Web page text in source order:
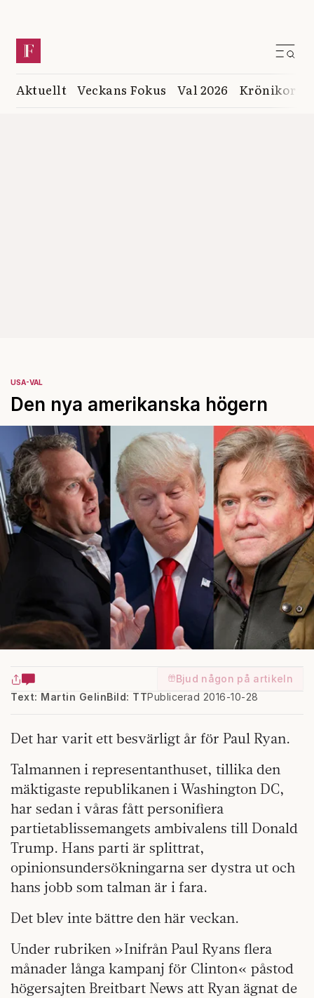
Aktuellt Veckans Fokus Val 2026 Krönikor
USA-VAL
Den nya amerikanska högern
Bjud någon på artikeln
Text: Martin Gelin
Publicerad 2016-10-28
Bild: TT
Det har varit ett besvärligt år för Paul Ryan.
Talmannen i representanthuset, tillika den
mäktigaste republikanen i Washington DC,
har sedan i våras fått personifiera
partietablissemangets ambivalens till Donald
Trump. Hans parti är splittrat,
opinionsundersökningarna ser dystra ut och
hans jobb som talman är i fara.
Det blev inte bättre den här veckan.
Under rubriken »Inifrån Paul Ryans flera
månader långa kampanj för Clinton« påstod
högersajten Breitbart News att Ryan ägnat de